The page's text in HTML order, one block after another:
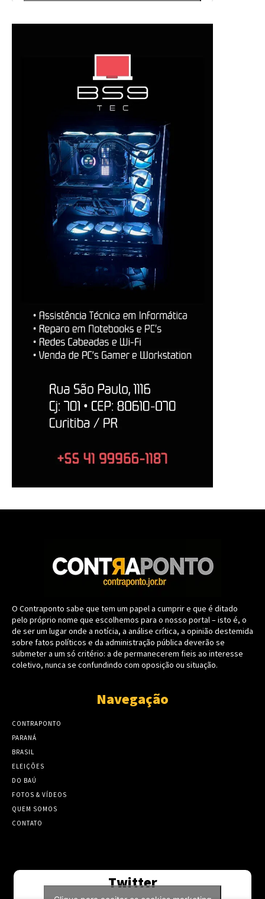
O Contraponto sabe que tem um papel a cumprir e que é ditado
pelo próprio nome que escolhemos para o nosso portal – isto é, o
de ser um lugar onde a notícia, a análise crítica, a opinião destemida
sobre fatos políticos e da administração pública deverão se
submeter a um só critério: a de permanecerem fieis ao interesse
coletivo, nunca se confundindo com oposição ou situação.
Navegação
CONTRAPONTO
PARANÁ
BRASIL
ELEIÇÕES
DO BAÚ
FOTOS & VÍDEOS
QUEM SOMOS
CONTATO
Twitter